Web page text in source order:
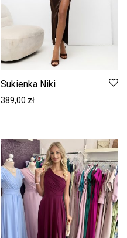
Sukienka Niki
389,00 zł